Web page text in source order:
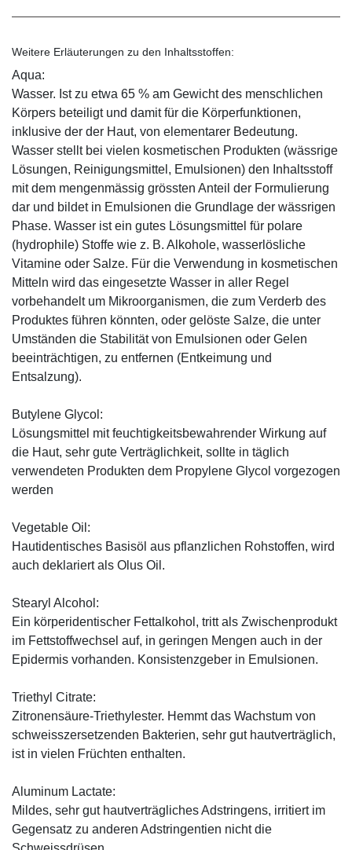
Weitere Erläuterungen zu den Inhaltsstoffen:
Aqua:
Wasser. Ist zu etwa 65 % am Gewicht des menschlichen
Körpers beteiligt und damit für die Körperfunktionen,
inklusive der der Haut, von elementarer Bedeutung.
Wasser stellt bei vielen kosmetischen Produkten (wässrige
Lösungen, Reinigungsmittel, Emulsionen) den Inhaltsstoff
mit dem mengenmässig grössten Anteil der Formulierung
dar und bildet in Emulsionen die Grundlage der wässrigen
Phase. Wasser ist ein gutes Lösungsmittel für polare
(hydrophile) Stoffe wie z. B. Alkohole, wasserlösliche
Vitamine oder Salze. Für die Verwendung in kosmetischen
Mitteln wird das eingesetzte Wasser in aller Regel
vorbehandelt um Mikroorganismen, die zum Verderb des
Produktes führen könnten, oder gelöste Salze, die unter
Umständen die Stabilität von Emulsionen oder Gelen
beeinträchtigen, zu entfernen (Entkeimung und
Entsalzung).
Butylene Glycol:
Lösungsmittel mit feuchtigkeitsbewahrender Wirkung auf
die Haut, sehr gute Verträglichkeit, sollte in täglich
verwendeten Produkten dem Propylene Glycol vorgezogen
werden
Vegetable Oil:
Hautidentisches Basisöl aus pflanzlichen Rohstoffen, wird
auch deklariert als Olus Oil.
Stearyl Alcohol:
Ein körperidentischer Fettalkohol, tritt als Zwischenprodukt
im Fettstoffwechsel auf, in geringen Mengen auch in der
Epidermis vorhanden. Konsistenzgeber in Emulsionen.
Triethyl Citrate:
Zitronensäure-Triethylester. Hemmt das Wachstum von
schweisszersetzenden Bakterien, sehr gut hautverträglich,
ist in vielen Früchten enthalten.
Aluminum Lactate:
Mildes, sehr gut hautverträgliches Adstringens, irritiert im
Gegensatz zu anderen Adstringentien nicht die